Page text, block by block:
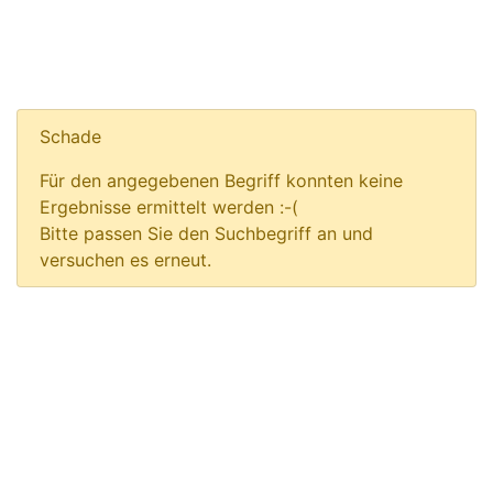
Schade
Für den angegebenen Begriff konnten keine
Ergebnisse ermittelt werden :-(
Bitte passen Sie den Suchbegriff an und
versuchen es erneut.